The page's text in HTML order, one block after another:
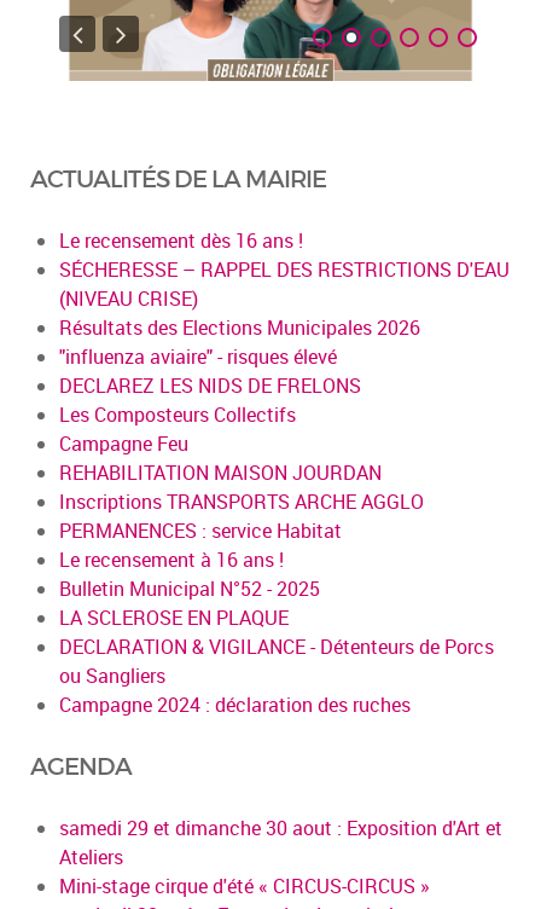
ACTUALITÉS DE LA MAIRIE
Le recensement dès 16 ans !
SÉCHERESSE – RAPPEL DES RESTRICTIONS D'EAU
(NIVEAU CRISE)
Résultats des Elections Municipales 2026
"influenza aviaire" - risques élevé
DECLAREZ LES NIDS DE FRELONS
Les Composteurs Collectifs
Campagne Feu
REHABILITATION MAISON JOURDAN
Inscriptions TRANSPORTS ARCHE AGGLO
PERMANENCES : service Habitat
Le recensement à 16 ans !
Bulletin Municipal N°52 - 2025
LA SCLEROSE EN PLAQUE
DECLARATION & VIGILANCE - Détenteurs de Porcs
ou Sangliers
Campagne 2024 : déclaration des ruches
AGENDA
samedi 29 et dimanche 30 aout : Exposition d'Art et
Ateliers
Mini-stage cirque d'été « CIRCUS-CIRCUS »